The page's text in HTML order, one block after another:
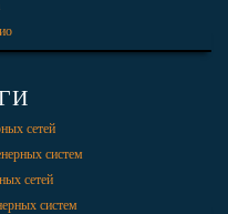
сетей
систем
сетей
систем